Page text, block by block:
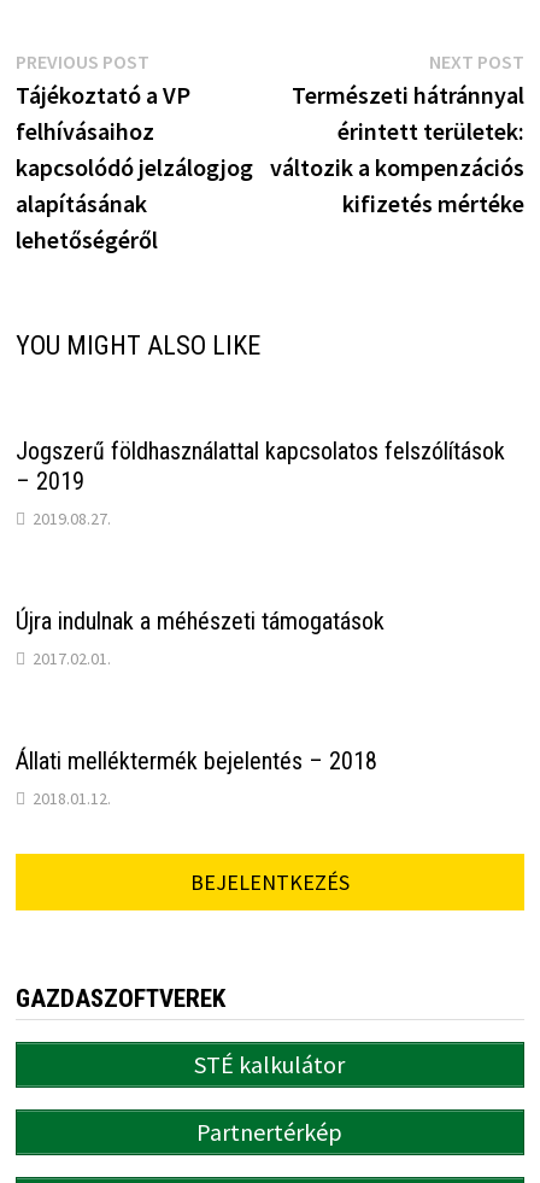
Bejegyzés
navigáció
PREVIOUS POSTPrevious
post:
Tájékoztató a VP
felhívásaihoz
kapcsolódó jelzálogjog
alapításának
lehetőségéről
NEXT POST
Természeti hátránnyal
érintett területek:
változik a kompenzációs
kifizetés mértéke
YOU MIGHT ALSO LIKE
Jogszerű földhasználattal kapcsolatos felszólítások
– 2019
2019.08.27.
Újra indulnak a méhészeti támogatások
2017.02.01.
Állati melléktermék bejelentés – 2018
2018.01.12.
BEJELENTKEZÉS
GAZDASZOFTVEREK
STÉ kalkulátor
Partnertérkép